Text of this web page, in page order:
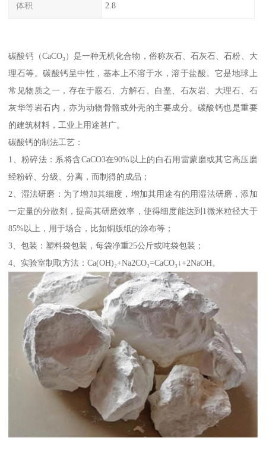
体积 2.8
碳酸钙（CaCO₃）是一种无机化合物，俗称灰石、石灰石、石粉、大
理石等。碳酸钙呈中性，基本上不溶于水，溶于盐酸。它是地球上
常见物质之一，存在于霰石、方解石、白垩、石灰岩、大理石、石
灰华等岩石内，亦为动物骨骼或外壳的主要成分。碳酸钙也是重要
的建筑材料，工业上用途甚广。
碳酸钙的制法工艺：
1、粉碎法：系将含CaCO3在90%以上的白石用雷蒙磨或其它高压磨
经粉碎、分级、分离，而制得的成品；
2、湿法研磨：为了增加其细度，增加其用途有的用湿法研磨，添加
一定量的分散剂，提高其研磨效率，使得细度能达到1微米粒径大于
85%以上，用于场合，比如铜版纸的涂布等；
3、包装：塑料袋包装，每袋净重25公斤或吨袋包装；
4、实验室制取方法：Ca(OH)₂+Na2CO₃=CaCO₃↓+2NaOH。